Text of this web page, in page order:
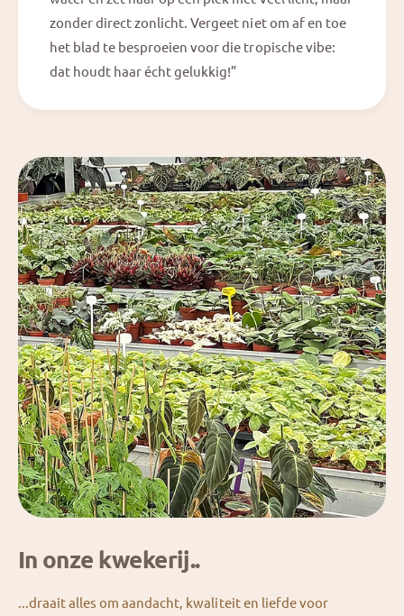
zonder direct zonlicht. Vergeet niet om af en toe
het blad te besproeien voor die tropische vibe:
dat houdt haar écht gelukkig!”
In onze kwekerij..
...draait alles om aandacht, kwaliteit en liefde voor